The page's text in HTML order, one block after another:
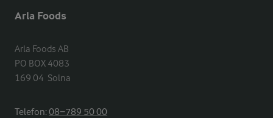
Arla Foods
Arla Foods AB
PO BOX 4083
169 04  Solna
Telefon:08−789 50 00